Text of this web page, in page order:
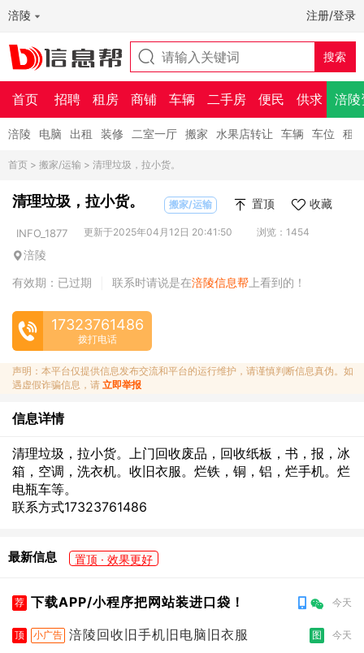
涪陵 注册/登录
首页 招聘 租房 商铺 车辆 二手房 便民 供求 涪陵
涪陵 电脑 出租 装修 二室一厅 搬家 水果店转让 车辆 车位 租
首页 > 搬家/运输 > 清理垃圾，拉小货。
清理垃圾，拉小货。 搬家/运输 置顶 收藏
INFO_1877 更新于2025年04月12日 20:41:50 浏览：1454
涪陵
有效期：已过期
联系时请说是在涪陵信息帮 上看到的！
17323761486
拨打电话
声明：本平台仅提供信息发布交流和平台的运行维护，请谨慎判断信息真伪。如
遇虚假诈骗信息，请 立即举报
信息详情
清理垃圾，拉小货。上门回收废品，回收纸板，书，报，冰
箱，空调，洗衣机。收旧衣服。烂铁，铜，铝，烂手机。烂
电瓶车等。
联系方式17323761486
最新信息 置顶 · 效果更好
荐 下载APP/小程序把网站装进口袋！ 今天
顶 小广告 涪陵回收旧手机旧电脑旧衣服 图 今天